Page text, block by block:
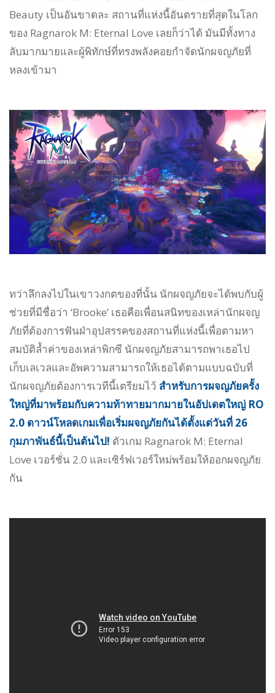
Beauty เป็นอันขาดละ สถานที่แห่งนี้อันตรายที่สุดในโลก
ของ Ragnarok M: Eternal Love เลยก็ว่าได้ มันมีทั้งทาง
ลับมากมายและผู้พิทักษ์ที่ทรงพลังคอยกำจัดนักผจญภัยที่
หลงเข้ามา
ทว่าลึกลงไปในเขาวงกตของที่นั้น นักผจญภัยจะได้พบกับผู้
ช่วยที่มีชื่อว่า ‘Brooke’ เธอคือเพื่อนสนิทของเหล่านักผจญ
ภัยที่ต้องการฟันฝ่าอุปสรรคของสถานที่แห่งนี้เพื่อตามหา
สมบัติล้ำค่าของเหล่าพิกซี นักผจญภัยสามารถพาเธอไป
เก็บเลเวลและอัพความสามารถให้เธอได้ตามแบบฉบับที่
นักผจญภัยต้องการเวทีนี้เตรียมไว้ สำหรับการผจญภัยครั้ง
ใหญ่ที่มาพร้อมกับความท้าทายมากมายในอัปเดตใหญ่ RO
2.0 ดาวน์โหลดเกมเพื่อเริ่มผจญภัยกันได้ตั้งแต่วันที่ 26
กุมภาพันธ์นี้เป็นต้นไป! ตัวเกม Ragnarok M: Eternal
Love เวอร์ชั่น 2.0 และเซิร์ฟเวอร์ใหม่พร้อมให้ออกผจญภัย
กัน